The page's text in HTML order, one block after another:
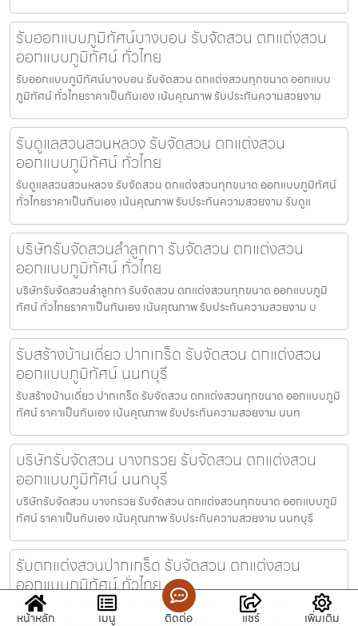
รับออกแบบภูมิทัศน์บางบอน รับจัดสวน ตกแต่งสวน
ออกแบบภูมิทัศน์ ทั่วไทย
รับออกแบบภูมิทัศน์บางบอน รับจัดสวน ตกแต่งสวนทุกขนาด ออกแบบ
ภูมิทัศน์ ทั่วไทยราคาเป็นกันเอง เน้นคุณภาพ รับประกันความสวยงาม
รับดูแลสวนสวนหลวง รับจัดสวน ตกแต่งสวน
ออกแบบภูมิทัศน์ ทั่วไทย
รับดูแลสวนสวนหลวง รับจัดสวน ตกแต่งสวนทุกขนาด ออกแบบภูมิทัศน์
ทั่วไทยราคาเป็นกันเอง เน้นคุณภาพ รับประกันความสวยงาม รับดูแ
บริษัทรับจัดสวนลำลูกกา รับจัดสวน ตกแต่งสวน
ออกแบบภูมิทัศน์ ทั่วไทย
บริษัทรับจัดสวนลำลูกกา รับจัดสวน ตกแต่งสวนทุกขนาด ออกแบบภูมิ
ทัศน์ ทั่วไทยราคาเป็นกันเอง เน้นคุณภาพ รับประกันความสวยงาม บ
รับสร้างบ้านเดี่ยว ปากเกร็ด รับจัดสวน ตกแต่งสวน
ออกแบบภูมิทัศน์ นนทบุรี
รับสร้างบ้านเดี่ยว ปากเกร็ด รับจัดสวน ตกแต่งสวนทุกขนาด ออกแบบภูมิ
ทัศน์ ราคาเป็นกันเอง เน้นคุณภาพ รับประกันความสวยงาม นนท
บริษัทรับจัดสวน บางกรวย รับจัดสวน ตกแต่งสวน
ออกแบบภูมิทัศน์ นนทบุรี
บริษัทรับจัดสวน บางกรวย รับจัดสวน ตกแต่งสวนทุกขนาด ออกแบบภูมิ
ทัศน์ ราคาเป็นกันเอง เน้นคุณภาพ รับประกันความสวยงาม นนทบุรี
รับตกแต่งสวนปากเกร็ด รับจัดสวน ตกแต่งสวน
ออกแบบภูมิทัศน์ ทั่วไทย
รับตกแต่งสวนปากเกร็ด รับจัดสวน ตกแต่งสวนทุกขนาด ออกแบบภูมิ
หน้าหลัก เมนู ติดต่อ แชร์ เพิ่มเติม